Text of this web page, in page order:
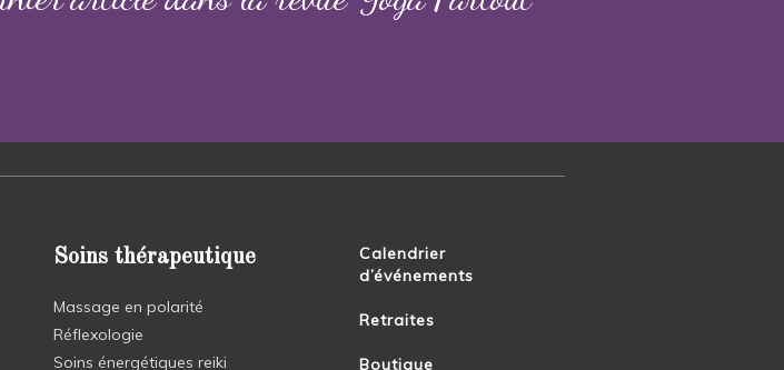
Soins thérapeutique
Massage en polarité
Réflexologie
Soins énergétiques reiki
Calendrier
d’événements
Retraites
Boutique